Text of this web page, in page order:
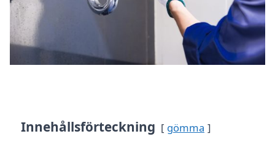
Innehållsförteckning gömma